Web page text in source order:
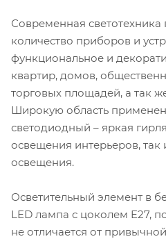
Современная
количество приборов и
функциональное и
квартир, домов,
торговых площадей, а так
Широкую область
светодиодный – яркая
освещения интерьеров, так
освещения.
Осветительный элемент в
LED лампа с цоколем E27,
не отличается от